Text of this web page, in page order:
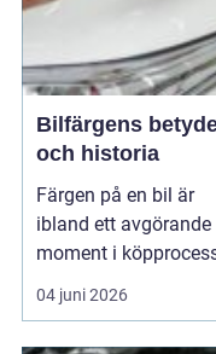
Bilfärgens
och historia
Färgen på en bil är
ibland ett avgörande
moment i
men det handlar om
än bara estetik. Bilfärg
04 juni 2026